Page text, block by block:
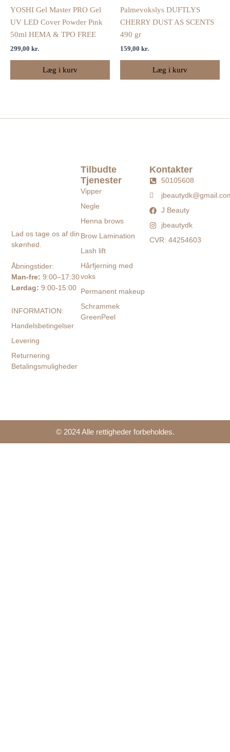
YOSHI Gel Master PRO Gel
UV LED Cover Powder Pink
50ml HEMA & TPO FREE
299,00 kr.
Læg i kurv
Palmevokslys DUFTLYS
CHERRY DUST AS SCENTS
490 gr
159,00 kr.
Læg i kurv
Lad os tage os af din
skønhed.
Åbningstider:
Man-fre:9:00–17:30
Lørdag: 9:00-15:00
INFORMATION:
Handelsbetingelser
Levering
Returnering
Betalingsmuligheder
Tilbudte
Tjenester
Vipper
Negle
Henna brows
Brow Lamination
Lash lift
Hårfjerning med
voks
Permanent makeup
Schrammek
GreenPeel
Kontakter
50105608
J Beauty
jbeautydk
CVR: 44254603
© 2024 Alle rettigheder forbeholdes.